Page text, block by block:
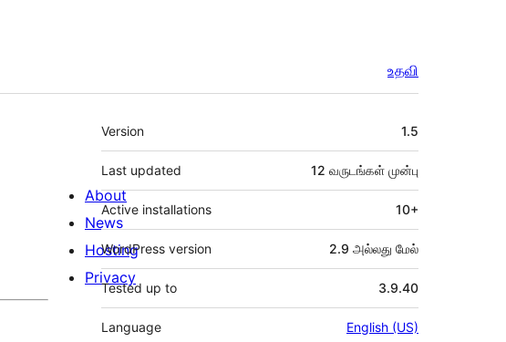
உதவி
Meta
Version 1.5
Last updated 12 வருடங்கள் முன்பு
Active installations 10+
WordPress version 2.9 அல்லது மேல்
Tested up to 3.9.40
Language English (US)
About
News
Hosting
Privacy